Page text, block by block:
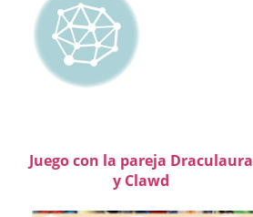
Juego con la pareja Draculaura
y Clawd